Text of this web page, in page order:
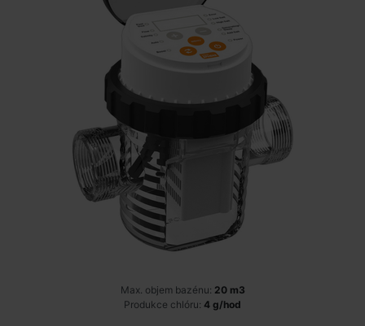
Max. objem bazénu: 20 m3
Produkce chlóru: 4 g/hod